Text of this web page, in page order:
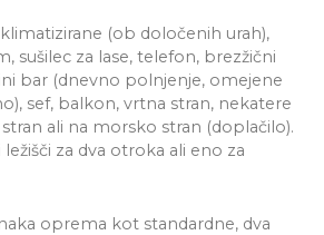
klimatizirane (ob določenih urah),
sušilec za lase, telefon, brezžični
bar (dnevno polnjenje, omejene
sef, balkon, vrtna stran, nekatere
ali na morsko stran (doplačilo).
za dva otroka ali eno za
oprema kot standardne, dva